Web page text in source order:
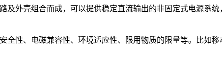
外壳组合而成，可以提供稳定直流输出的非固定式电源系统
性、电磁兼容性、环境适应性、限用物质的限量等。比如